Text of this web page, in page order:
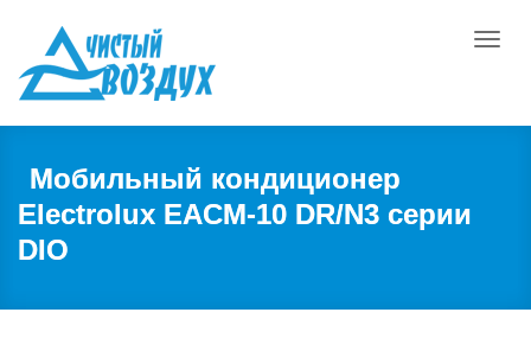
Toggle
Мобильный кондиционер
Electrolux EACM-10 DR/N3 серии
DIO